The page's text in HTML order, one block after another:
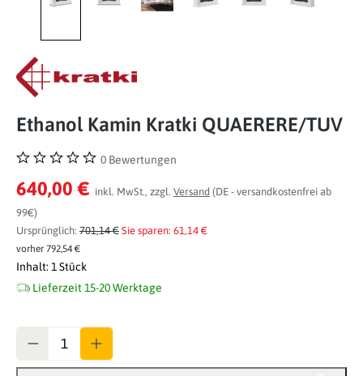
Ethanol Kamin Kratki QUAERERE/TUV
Durchschnittliche Bewertung von 0 von 5 Sternen
0 Bewertungen
640,00 € inkl. MwSt., zzgl. Versand (DE - versandkostenfrei ab
99€)
Ursprünglich: 701,14 € Sie sparen: 61,14 €
vorher 792,54 €
Inhalt: 1 Stück
Lieferzeit 15-20 Werktage